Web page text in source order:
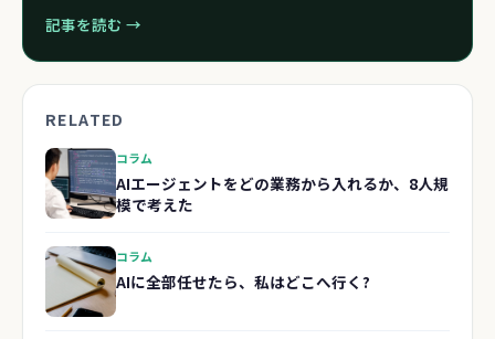
記事を読む →
RELATED
コラム
AIエージェントをどの業務から入れるか、8人規
模で考えた
コラム
AIに全部任せたら、私はどこへ行く?